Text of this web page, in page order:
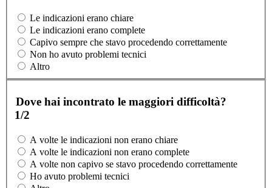
Le indicazioni erano chiare
Le indicazioni erano complete
Capivo sempre che stavo procedendo correttamente
Non ho avuto problemi tecnici
Altro
Dove hai incontrato le maggiori difficoltà?
1/2
A volte le indicazioni non erano chiare
A volte le indicazioni non erano complete
A volte non capivo se stavo procedendo correttamente
Ho avuto problemi tecnici